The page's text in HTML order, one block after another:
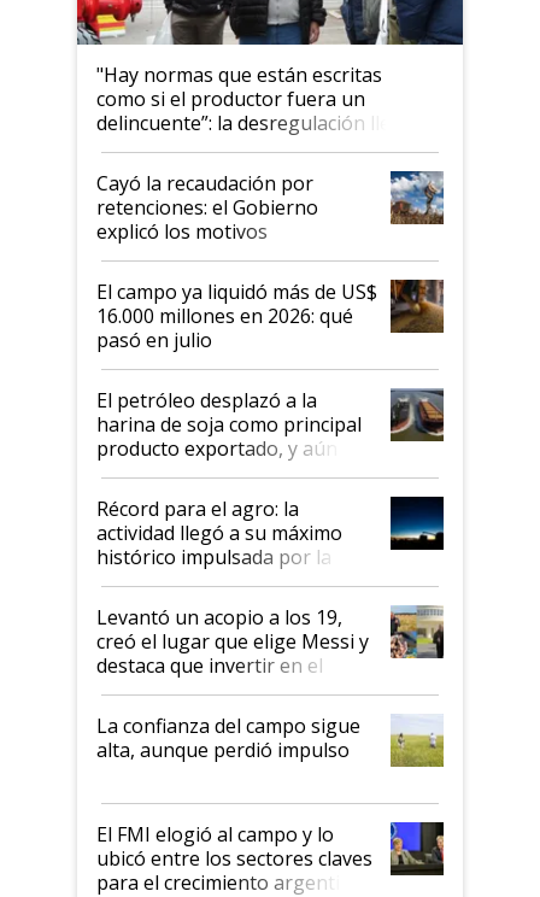
"Hay normas que están escritas
como si el productor fuera un
delincuente”: la desregulación llegó
al Congreso Aapresid y hasta se
habló del financiamiento al IPCVA
Cayó la recaudación por
retenciones: el Gobierno
explicó los motivos
El campo ya liquidó más de US$
16.000 millones en 2026: qué
pasó en julio
El petróleo desplazó a la
harina de soja como principal
producto exportado, y aún así
el agro aportó casi seis de cada
diez dólares y sostuvo el
liderazgo en un semestre
récord
Récord para el agro: la
actividad llegó a su máximo
histórico impulsada por la
cosecha y las exportaciones
Levantó un acopio a los 19,
creó el lugar que elige Messi y
destaca que invertir en el
kirchnerismo era como "darle
plata a un hijo para droga":
Juan Félix Rossetti, el libertario
que de una dura crisis salió
de Milei
La confianza del campo sigue
alta, aunque perdió impulso
El FMI elogió al campo y lo
ubicó entre los sectores claves
para el crecimiento argentino